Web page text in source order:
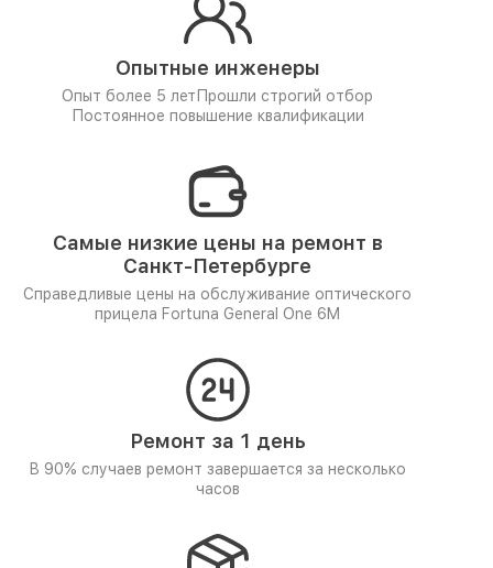
Опытные инженеры
Опыт более 5 лет Прошли строгий отбор
Постоянное повышение квалификации
Самые низкие цены на ремонт в
Санкт-Петербурге
Справедливые цены на обслуживание оптического
прицела Fortuna General One 6M
Ремонт за 1 день
В 90% случаев ремонт завершается за несколько
часов